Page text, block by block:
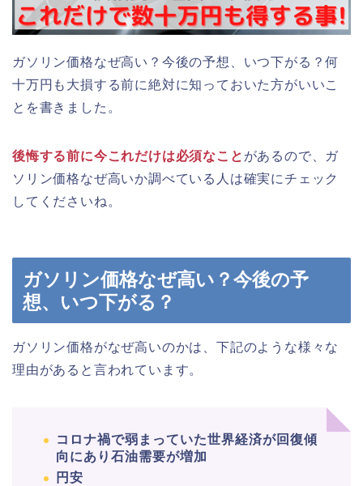
ガソリン価格なぜ高い？今後の予想、いつ下がる？何
十万円も大損する前に絶対に知っておいた方がいいこ
とを書きました。
後悔する前に今これだけは必須なこと があるので、ガ
ソリン価格なぜ高いか調べている人は確実にチェック
してくださいね。
ガソリン価格なぜ高い？今後の予
想、いつ下がる？
ガソリン価格がなぜ高いのかは、下記のような様々な
理由があると言われています。
コロナ禍で弱まっていた世界経済が回復傾
向にあり石油需要が増加
円安